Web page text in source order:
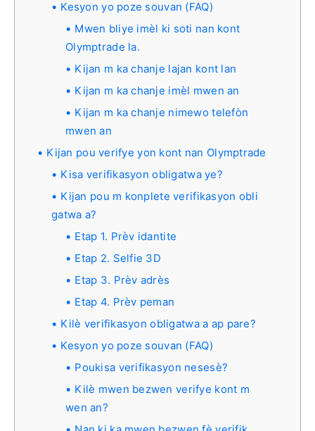
Kesyon yo poze souvan (FAQ)
Mwen bliye imèl ki soti nan kont
Olymptrade la.
Kijan m ka chanje lajan kont lan
Kijan m ka chanje imèl mwen an
Kijan m ka chanje nimewo telefòn
mwen an
Kijan pou verifye yon kont nan Olymptrade
Kisa verifikasyon obligatwa ye?
Kijan pou m konplete verifikasyon obli
gatwa a?
Etap 1. Prèv idantite
Etap 2. Selfie 3D
Etap 3. Prèv adrès
Etap 4. Prèv peman
Kilè verifikasyon obligatwa a ap pare?
Kesyon yo poze souvan (FAQ)
Poukisa verifikasyon nesesè?
Kilè mwen bezwen verifye kont m
wen an?